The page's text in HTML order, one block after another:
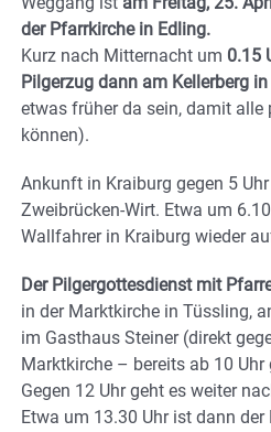
der Pfarrkirche in Edling.
Kurz nach Mitternacht um 0.15
Pilgerzug dann am Kellerberg
etwas früher da sein, damit alle
können).
Ankunft in Kraiburg gegen 5
Zweibrücken-Wirt. Etwa um
Wallfahrer in Kraiburg wieder
Der Pilgergottesdienst mit
in der Marktkirche in Tüssling,
im Gasthaus Steiner (direkt
Marktkirche – bereits ab 10
Gegen 12 Uhr geht es weiter
Etwa um 13.30 Uhr ist dann